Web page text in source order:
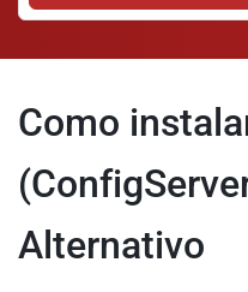
Como
Alternativo